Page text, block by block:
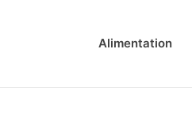
Alimentation